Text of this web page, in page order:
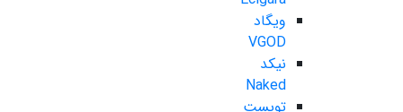
ویگاد
VGOD
نیکد
Naked
تویست